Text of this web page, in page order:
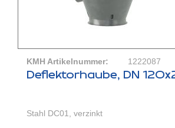
KMH Artikelnummer: 1222087
Deflektorhaube, DN
Stahl DC01, verzinkt